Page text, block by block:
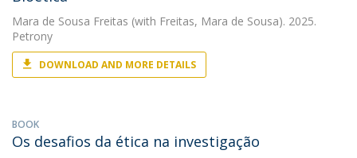
Mara de Sousa Freitas (with Freitas, Mara de Sousa). 2025.
Petrony
DOWNLOAD AND MORE DETAILS
BOOK
Os desafios da ética na investigação